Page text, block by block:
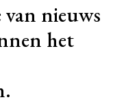
nieuws
het